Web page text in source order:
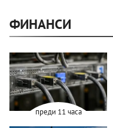
ФИНАНСИ
преди 11 часа